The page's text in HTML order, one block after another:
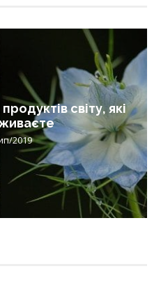
світу, які
2019